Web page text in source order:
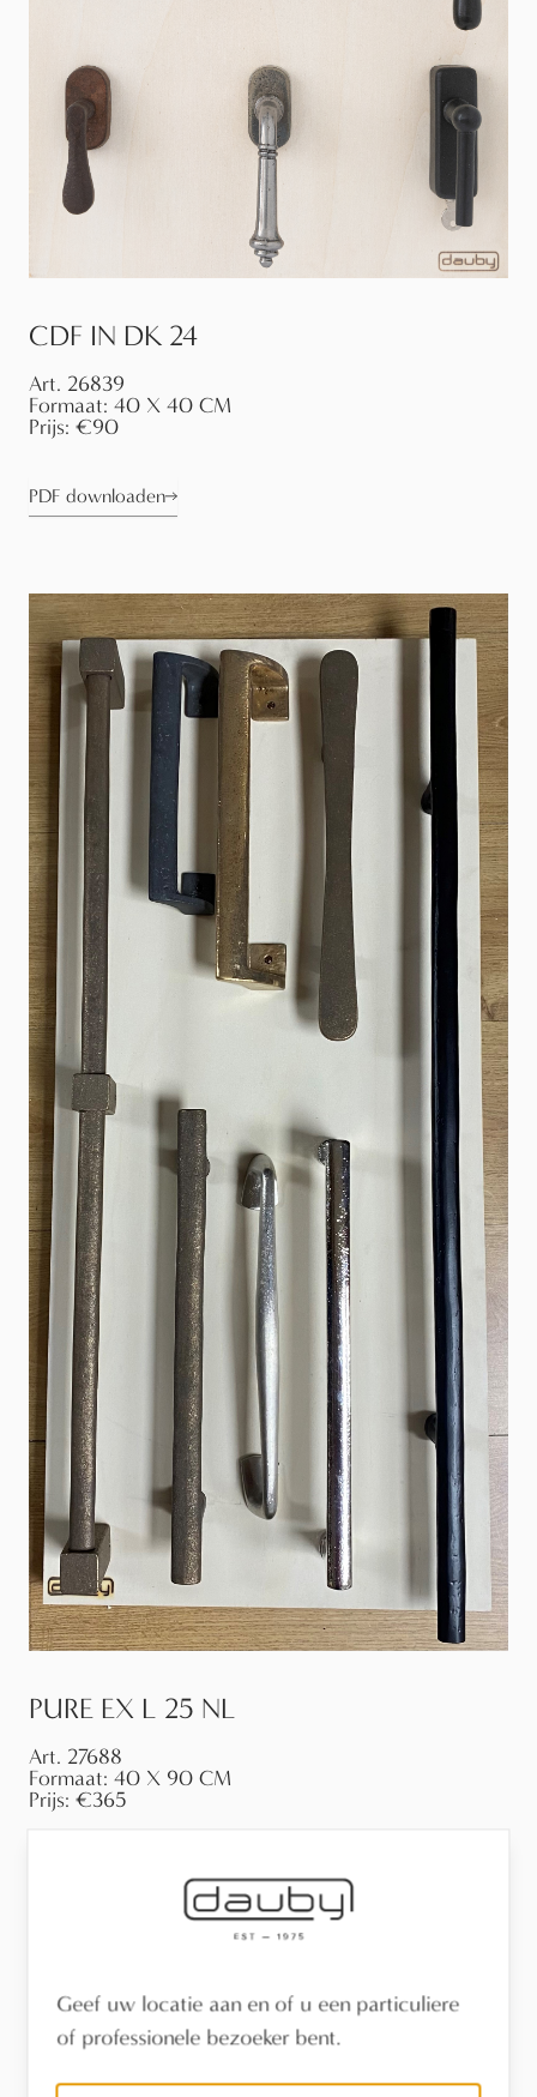
CDF IN DK 24
Art. 26839
Formaat: 40 X 40 CM
Prijs: €90
PDF downloaden
PURE EX L 25 NL
Art. 27688
Formaat: 40 X 90 CM
Prijs: €365
Geef uw locatie aan en of u een particuliere
of professionele bezoeker bent.